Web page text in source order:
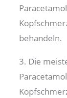
behandeln.
3. Die